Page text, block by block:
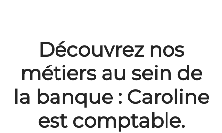
Découvrez nos
métiers au sein de
la banque : Caroline
est comptable.